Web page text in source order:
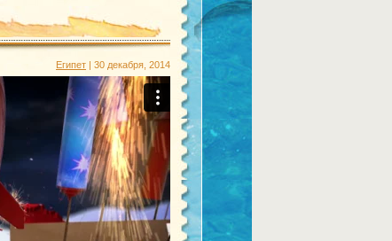
Египет | 30 декабря, 2014